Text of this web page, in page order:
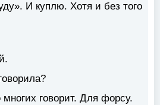
И куплю. Хотя и без того
говорит. Для форсу.